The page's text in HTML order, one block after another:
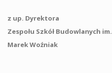
z up. Dyrektora
Zespołu Szkół Budowlanych im.
Marek Woźniak